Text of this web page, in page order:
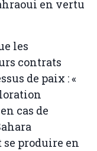
en vertu
les
contrats
de paix : «
cas de
produire en